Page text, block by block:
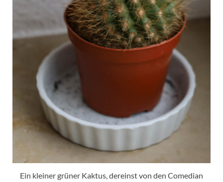
Ein kleiner grüner Kaktus, dereinst von den Comedian